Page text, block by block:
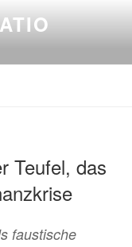
Teufel, das
faustische